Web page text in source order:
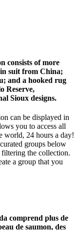
consists of more
suit from China;
and a hooked rug
Reserve,
Sioux designs.
can be displayed in
you to access all
world, 24 hours a day!
groups below
the collection.
a group that you
comprend plus de
de saumon, des